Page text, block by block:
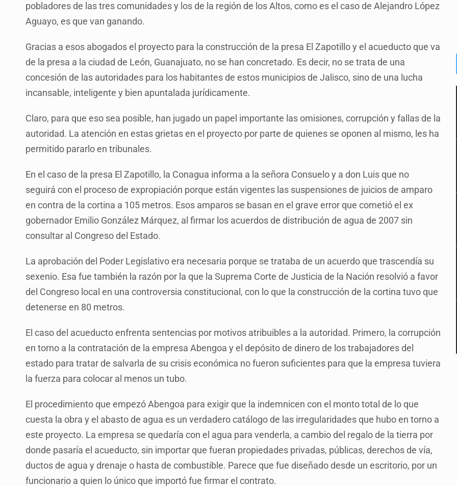
pobladores de las tres comunidades y los de la región de los Altos, como es el caso de Alejandro López
Aguayo, es que van ganando.
Gracias a esos abogados el proyecto para la construcción de la presa El Zapotillo y el acueducto que va
de la presa a la ciudad de León, Guanajuato, no se han concretado. Es decir, no se trata de una
concesión de las autoridades para los habitantes de estos municipios de Jalisco, sino de una lucha
incansable, inteligente y bien apuntalada jurídicamente.
Claro, para que eso sea posible, han jugado un papel importante las omisiones, corrupción y fallas de la
autoridad. La atención en estas grietas en el proyecto por parte de quienes se oponen al mismo, les ha
permitido pararlo en tribunales.
En el caso de la presa El Zapotillo, la Conagua informa a la señora Consuelo y a don Luis que no
seguirá con el proceso de expropiación porque están vigentes las suspensiones de juicios de amparo
en contra de la cortina a 105 metros. Esos amparos se basan en el grave error que cometió el ex
gobernador Emilio González Márquez, al firmar los acuerdos de distribución de agua de 2007 sin
consultar al Congreso del Estado.
La aprobación del Poder Legislativo era necesaria porque se trataba de un acuerdo que trascendía su
sexenio. Esa fue también la razón por la que la Suprema Corte de Justicia de la Nación resolvió a favor
del Congreso local en una controversia constitucional, con lo que la construcción de la cortina tuvo que
detenerse en 80 metros.
El caso del acueducto enfrenta sentencias por motivos atribuibles a la autoridad. Primero, la corrupción
en torno a la contratación de la empresa Abengoa y el depósito de dinero de los trabajadores del
estado para tratar de salvarla de su crisis económica no fueron suficientes para que la empresa tuviera
la fuerza para colocar al menos un tubo.
El procedimiento que empezó Abengoa para exigir que la indemnicen con el monto total de lo que
cuesta la obra y el abasto de agua es un verdadero catálogo de las irregularidades que hubo en torno a
este proyecto. La empresa se quedaría con el agua para venderla, a cambio del regalo de la tierra por
donde pasaría el acueducto, sin importar que fueran propiedades privadas, públicas, derechos de vía,
ductos de agua y drenaje o hasta de combustible. Parece que fue diseñado desde un escritorio, por un
funcionario a quien lo único que importó fue firmar el contrato.